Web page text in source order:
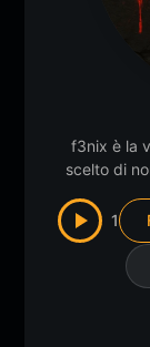
f3nix è la
scelto di
cambia, la
Non
barra è
1